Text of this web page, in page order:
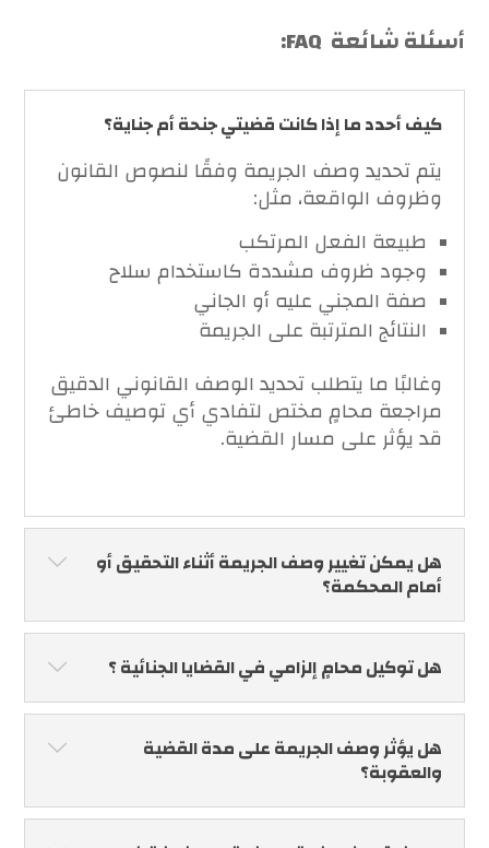
أسئلة شائعة FAQ:
كيف أحدد ما إذا كانت قضيتي جنحة أم جناية؟
يتم تحديد وصف الجريمة وفقًا لنصوص القانون
وظروف الواقعة، مثل:
طبيعة الفعل المرتكب
وجود ظروف مشددة كاستخدام سلاح
صفة المجني عليه أو الجاني
النتائج المترتبة على الجريمة
وغالبًا ما يتطلب تحديد الوصف القانوني الدقيق
مراجعة محامٍ مختص لتفادي أي توصيف خاطئ
قد يؤثر على مسار القضية.
هل يمكن تغيير وصف الجريمة أثناء التحقيق أو
أمام المحكمة؟
هل توكيل محامٍ إلزامي في القضايا الجنائية ؟
هل يؤثر وصف الجريمة على مدة القضية
والعقوبة؟